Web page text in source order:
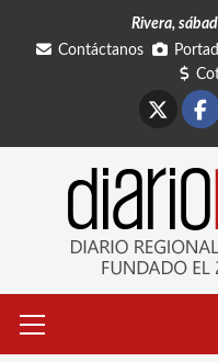
Rivera,
Contáctanos
primario